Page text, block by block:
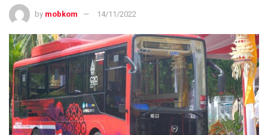
by mobkom 14/11/2022